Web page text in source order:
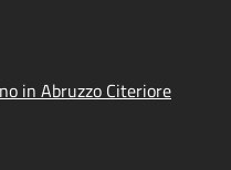
in Abruzzo Citeriore